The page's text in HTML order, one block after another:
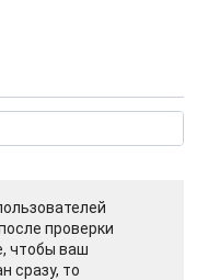
проверки
чтобы ваш
сразу, то